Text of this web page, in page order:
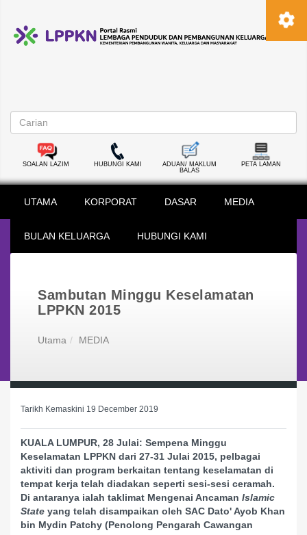
SOALAN LAZIM HUBUNGI KAMI
ADUAN/ MAKLUM
BALAS
PETA LAMAN
UTAMA KORPORAT DASAR MEDIA
BULAN KELUARGA HUBUNGI KAMI
Sambutan Minggu Keselamatan
LPPKN 2015
Utama MEDIA
Tarikh Kemaskini 19 December 2019
KUALA LUMPUR, 28 Julai: Sempena Minggu
Keselamatan LPPKN dari 27-31 Julai 2015, pelbagai
aktiviti dan program berkaitan tentang keselamatan di
tempat kerja telah diadakan seperti sesi-sesi ceramah.
Di antaranya ialah taklimat Mengenai Ancaman Islamic
State yang telah disampaikan oleh SAC Dato' Ayob Khan
bin Mydin Patchy (Penolong Pengarah Cawangan